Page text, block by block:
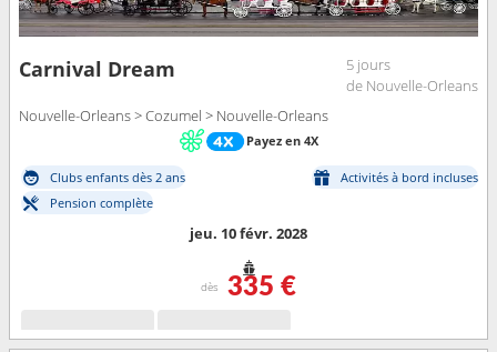
Carnival Dream
5 jours
de Nouvelle-Orleans
Nouvelle-Orleans > Cozumel > Nouvelle-Orleans
Payez en 4X
Clubs enfants dès 2 ans
Activités à bord incluses
Pension complète
jeu. 10 févr. 2028
dès 335 €